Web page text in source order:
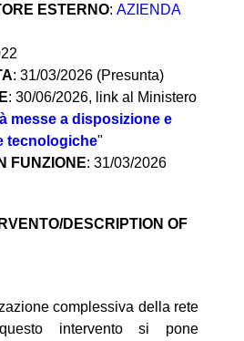
ESTERNO: AZIENDA
: 31/03/2026 (Presunta)
: 30/06/2026, link al Ministero
messe a disposizione e
tecnologiche"
FUNZIONE: 31/03/2026
DESCRIPTION OF
complessiva della rete
questo intervento si pone